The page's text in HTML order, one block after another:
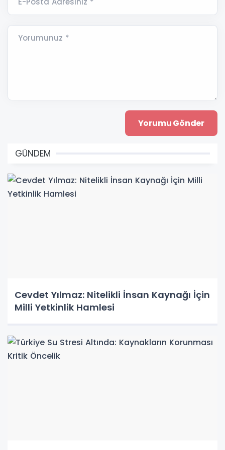
Yorumunuz *
GÜNDEM
Cevdet Yılmaz: Nitelikli İnsan Kaynağı İçin
Milli Yetkinlik Hamlesi